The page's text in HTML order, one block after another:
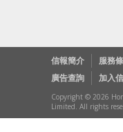
信報簡介 服務
廣告查詢
加入
Copyright © 2026
Limited. All rights